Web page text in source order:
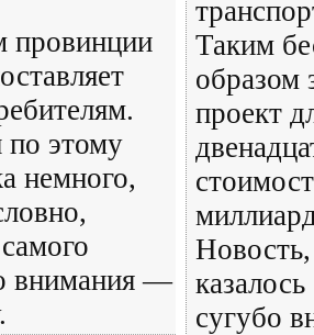
провинции
этому
немного,
внимания —
Таким
образом
проект
сугубо